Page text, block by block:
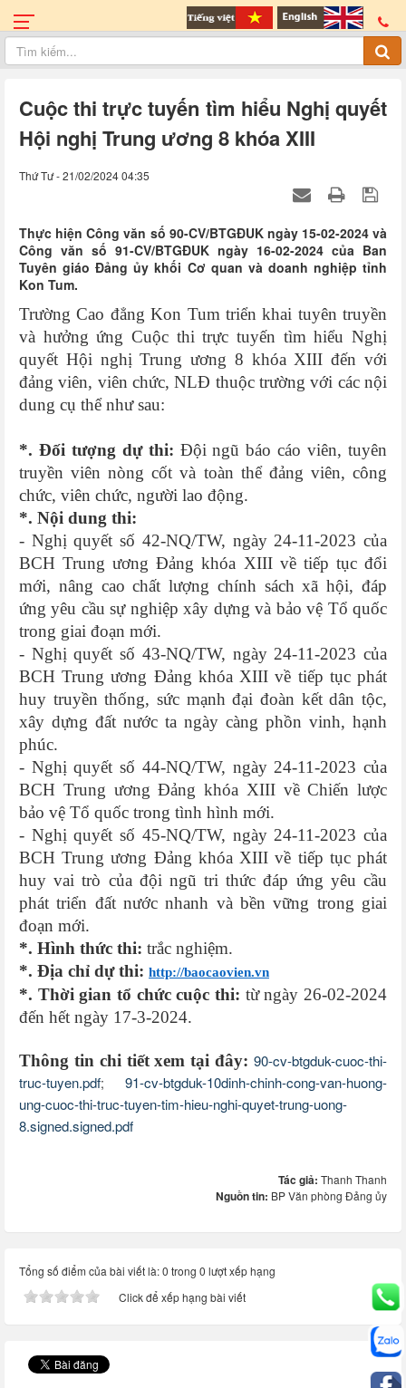
Cuộc thi trực tuyến tìm hiểu Nghị quyết
Hội nghị Trung ương 8 khóa XIII
Thứ Tư - 21/02/2024 04:35
Thực hiện Công văn số 90-CV/BTGĐUK ngày 15-02-2024 và
Công văn số 91-CV/BTGĐUK ngày 16-02-2024 của Ban
Tuyên giáo Đảng ủy khối Cơ quan và doanh nghiệp tỉnh
Kon Tum.
Trường Cao đẳng Kon Tum triển khai tuyên truyền
và hưởng ứng Cuộc thi trực tuyến tìm hiểu Nghị
quyết Hội nghị Trung ương 8 khóa XIII đến với
đảng viên, viên chức, NLĐ thuộc trường với các nội
dung cụ thể như sau:
*. Đối tượng dự thi: Đội ngũ báo cáo viên, tuyên
truyền viên nòng cốt và toàn thể đảng viên, công
chức, viên chức, người lao động.
*. Nội dung thi:
- Nghị quyết số 42-NQ/TW, ngày 24-11-2023 của
BCH Trung ương Đảng khóa XIII về tiếp tục đổi
mới, nâng cao chất lượng chính sách xã hội, đáp
ứng yêu cầu sự nghiệp xây dựng và bảo vệ Tổ quốc
trong giai đoạn mới.
- Nghị quyết số 43-NQ/TW, ngày 24-11-2023 của
BCH Trung ương Đảng khóa XIII về tiếp tục phát
huy truyền thống, sức mạnh đại đoàn kết dân tộc,
xây dựng đất nước ta ngày càng phồn vinh, hạnh
phúc.
- Nghị quyết số 44-NQ/TW, ngày 24-11-2023 của
BCH Trung ương Đảng khóa XIII về Chiến lược
bảo vệ Tổ quốc trong tình hình mới.
- Nghị quyết số 45-NQ/TW, ngày 24-11-2023 của
BCH Trung ương Đảng khóa XIII về tiếp tục phát
huy vai trò của đội ngũ tri thức đáp ứng yêu cầu
phát triển đất nước nhanh và bền vững trong giai
đoạn mới.
*. Hình thức thi: trắc nghiệm.
*. Địa chỉ dự thi: http://baocaovien.vn
*. Thời gian tổ chức cuộc thi: từ ngày 26-02-2024
đến hết ngày 17-3-2024.
Thông tin chi tiết xem tại đây: 90-cv-btgduk-cuoc-thi-
truc-tuyen.pdf; 91-cv-btgduk-10dinh-chinh-cong-van-huong-
ung-cuoc-thi-truc-tuyen-tim-hieu-nghi-quyet-trung-uong-
8.signed.signed.pdf
Tác giả: Thanh Thanh
Nguồn tin: BP Văn phòng Đảng ủy
Tổng số điểm của bài viết là: 0 trong 0 lượt xếp hạng
Click để xếp hạng bài viết